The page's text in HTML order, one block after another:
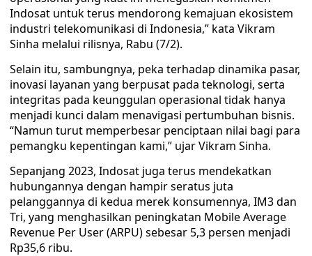
Indosat untuk terus mendorong kemajuan ekosistem
industri telekomunikasi di Indonesia,” kata Vikram
Sinha melalui rilisnya, Rabu (7/2).
Selain itu, sambungnya, peka terhadap dinamika pasar,
inovasi layanan yang berpusat pada teknologi, serta
integritas pada keunggulan operasional tidak hanya
menjadi kunci dalam menavigasi pertumbuhan bisnis.
“Namun turut memperbesar penciptaan nilai bagi para
pemangku kepentingan kami,” ujar Vikram Sinha.
Sepanjang 2023, Indosat juga terus mendekatkan
hubungannya dengan hampir seratus juta
pelanggannya di kedua merek konsumennya, IM3 dan
Tri, yang menghasilkan peningkatan Mobile Average
Revenue Per User (ARPU) sebesar 5,3 persen menjadi
Rp35,6 ribu.